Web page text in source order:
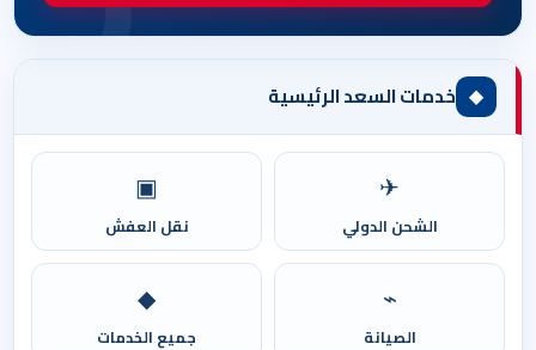
◆ خدمات السعد الرئيسية
✈
الشحن الدولي
▣
نقل العفش
⌁
الصيانة
◆
جميع الخدمات